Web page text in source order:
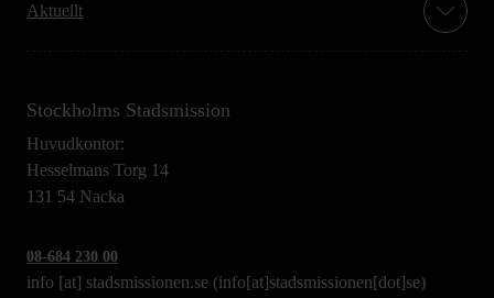
Aktuellt
Stockholms Stadsmission
Huvudkontor:
Hesselmans Torg 14
131 54 Nacka
08-684 230 00
info [at] stadsmissionen.se (info[at]stadsmissionen[dot]se)